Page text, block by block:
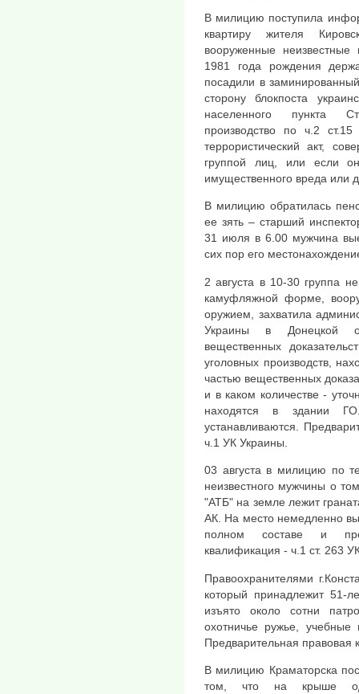
В милицию поступила
квартиру жителя
вооруженные
1981 года рождения
посадили в
сторону блокпоста
населенного пункта
производство по ч.2
террористический акт,
группой лиц, или если
имущественного вреда или
В милицию обратилась
ее зять – старший
31 июля в 6.00 мужчина
сих пор его
2 августа в 10-30 группа
камуфляжной форме,
оружием, захватила
Украины в Донецкой
вещественных
уголовных производств,
частью вещественных
и в каком количестве -
находятся в здании
устанавливаются.
ч.1 УК Украины.
03 августа в милицию по
неизвестного мужчины о
"АТБ" на земле лежит
АК. На место немедленно
полном составе и
квалификация - ч.1 ст. 263
Правоохранителями
который принадлежит 51-
изъято около сотни
охотничье ружье,
Предварительная правовая
В милицию Краматорска
том, что на крыше